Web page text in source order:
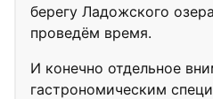
берегу Ладожского
проведём время.
И конечно отдельное
гастрономическим